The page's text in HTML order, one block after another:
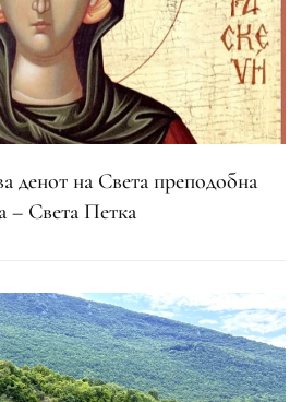
денот на Света преподобна
– Света Петка